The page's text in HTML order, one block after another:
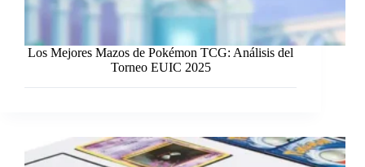
Los Mejores Mazos de Pokémon TCG: Análisis del
Torneo EUIC 2025